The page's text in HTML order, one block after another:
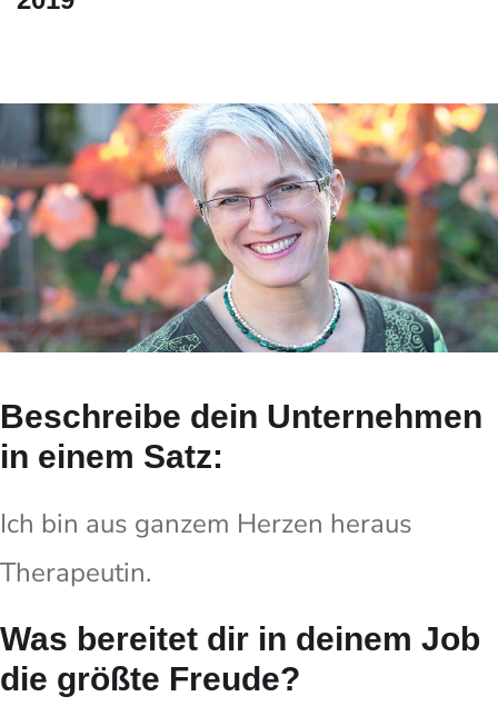
Beschreibe dein Unternehmen
in einem Satz:
Ich bin aus ganzem Herzen heraus
Therapeutin.
Was bereitet dir in deinem Job
die größte Freude?